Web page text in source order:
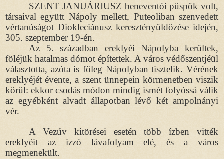
SZENT JANUÁRIUSZ beneventói püspök volt,
társaival együtt Nápoly mellett, Puteoliban szenvedett
vértanúságot Diokleciánusz keresztényüldözése idején,
305. szeptember 19-én.
Az 5. században ereklyéi Nápolyba kerültek,
föléjük hatalmas dómot építettek. A város védőszentjéül
választotta, azóta is főleg Nápolyban tisztelik. Vérének
ereklyéjét évente, a szent ünnepein körmenetben viszik
körül: ekkor csodás módon mindig ismét folyóssá válik
az egyébként alvadt állapotban lévő két ampolnányi
vér.
A Vezúv kitörései esetén több ízben vitték
ereklyéit az izzó lávafolyam elé, és a város
megmenekült.